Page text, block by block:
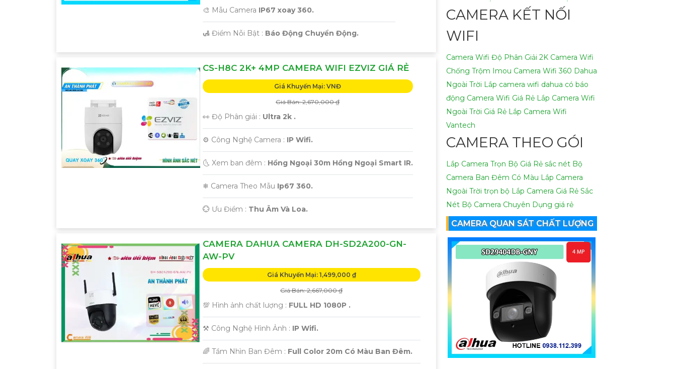
🎨 Mẫu Camera IP67 xoay 360.
️🛃 Điểm Nỗi Bật : Báo Động Chuyển Động.
CS-H8C 2K+ 4MP CAMERA WIFI EZVIZ GIÁ RẺ
Giá Khuyến Mại: VNĐ
Giá Bán: 2,670,000 ₫
️
👀 Độ Phân giải : Ultra 2k .
⚙ Công Nghệ Camera : IP Wifi.
🌜 Xem ban đêm : Hồng Ngoại 30m Hồng Ngoại Smart IR.
❄ Camera Theo Mẫu Ip67 360.
️💮 Ưu Điểm : Thu Âm Và Loa.
CAMERA DAHUA CAMERA DH-SD2A200-GN-
AW-PV
Giá Khuyến Mại: 1,499,000 ₫
Giá Bán: 2,667,000 ₫
💯 Hình ảnh chất lượng : FULL HD 1080P .
⚒ Công Nghệ Hình Ảnh : IP Wifi.
🌈 Tầm Nhìn Ban Đêm : Full Color 20m Có Màu Ban Đêm.
CAMERA KẾT NỐI
WIFI
Camera Wifi Độ Phân Giải 2K Camera Wifi
Chống Trộm Imou Camera Wifi 360 Dahua
Ngoài Trời Lắp camera wifi dahua có báo
động Camera Wifi Giá Rẻ Lắp Camera Wifi
Ngoài Trời Giá Rẻ Lắp Camera Wifi
Vantech
CAMERA THEO GÓI
Lắp Camera Trọn Bộ Giá Rẻ sắc nét Bộ
Camera Ban Đêm Có Màu Lắp Camera
Ngoài Trời trọn bộ Lắp Camera Giá Rẻ Sắc
Nét Bộ Camera Chuyên Dụng giá rẻ
CAMERA QUAN SÁT CHẤT LƯỢNG